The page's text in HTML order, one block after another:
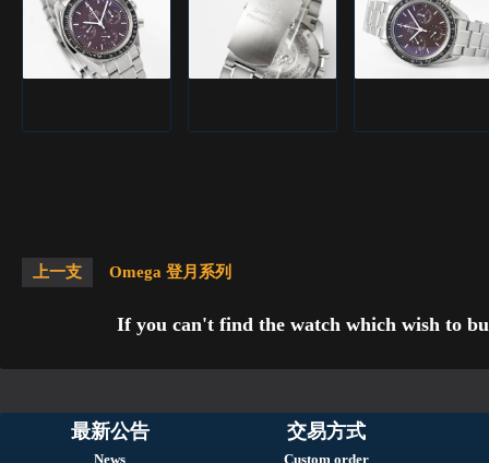
上一支 Omega 登月系列
If you can't find the watch which wish to
最新公告
News
交易方式
Custom order